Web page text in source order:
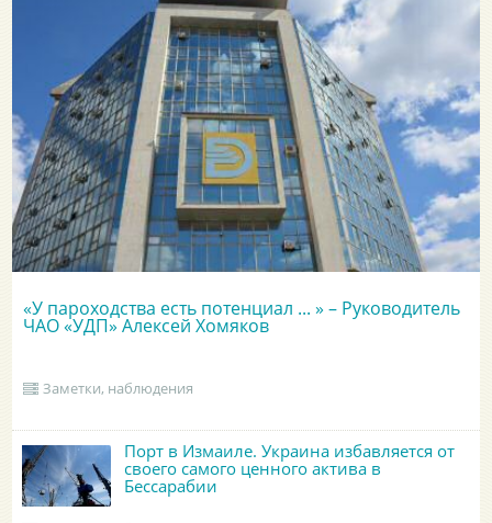
«У пароходства есть потенциал ... » – Руководитель
ЧАО «УДП» Алексей Хомяков
Заметки, наблюдения
Порт в Измаиле. Украина избавляется от
своего самого ценного актива в
Бессарабии